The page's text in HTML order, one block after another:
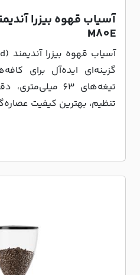
M80E
گزینه‌ای ایده‌آل برای
تیغه‌های 63
تنظیم، بهترین کیفیت